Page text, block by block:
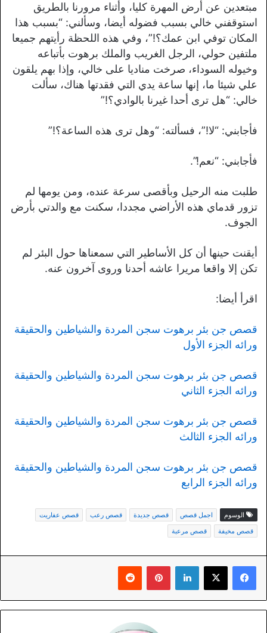
مبتعدين عن أرض المهرة كليا، وأثناء مرورنا بالطريق
استوقفني خالي بسبب فضوله أيضا، وسألني: “بسبب هذا
المكان توفي ابن عمك؟!”، وفي هذه اللحظة رأيتهم جميعا
ملتفين حولي، الرجل الغريب والملك برهوت بأتباعه
وخيوله السوداء، صرخت مناديا على خالي، وإذا بهم يلقون
علي شيئا ما، إنها ساعة يدي التي فقدتها هناك، سألت
خالي: “هل ترى أحدا غيرنا بالوادي؟!”
فأجابني: “لا!”، فسألته: “وهل ترى هذه الساعة؟!”
فأجابني: “نعم!”.
طلبت منه الرحيل وبأقصى سرعة عنده، ومن يومها لم
تزور قدماي هذه الأراضي مجددا، سكنت مع والدتي بأرض
الجوف.
أيقنت حينها أن كل الأساطير التي سمعناها حول البئر لم
تكن إلا واقعا مريرا عاشه أحدنا وروى آخرون عنه.
اقرأ أيضا:
قصص جن بئر برهوت سجن المردة والشياطين والحقيقة
ورائه الجزء الأول
قصص جن بئر برهوت سجن المردة والشياطين والحقيقة
ورائه الجزء الثاني
قصص جن بئر برهوت سجن المردة والشياطين والحقيقة
ورائه الجزء الثالث
قصص جن بئر برهوت سجن المردة والشياطين والحقيقة
ورائه الجزء الرابع
الوسوم اجمل قصص قصص جديدة قصص رعب
قصص عفاريت
قصص مخيفة
قصص مرعبة
لينكدإن بينتيريست